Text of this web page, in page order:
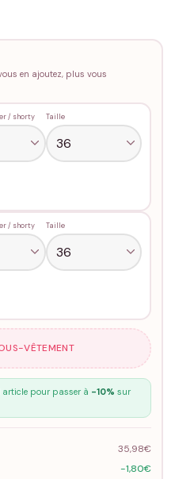
en ajoutez, plus vous
/ shorty Taille
/ shorty Taille
VÊTEMENT
article pour passer à -10% sur
35,98€
-1,80€